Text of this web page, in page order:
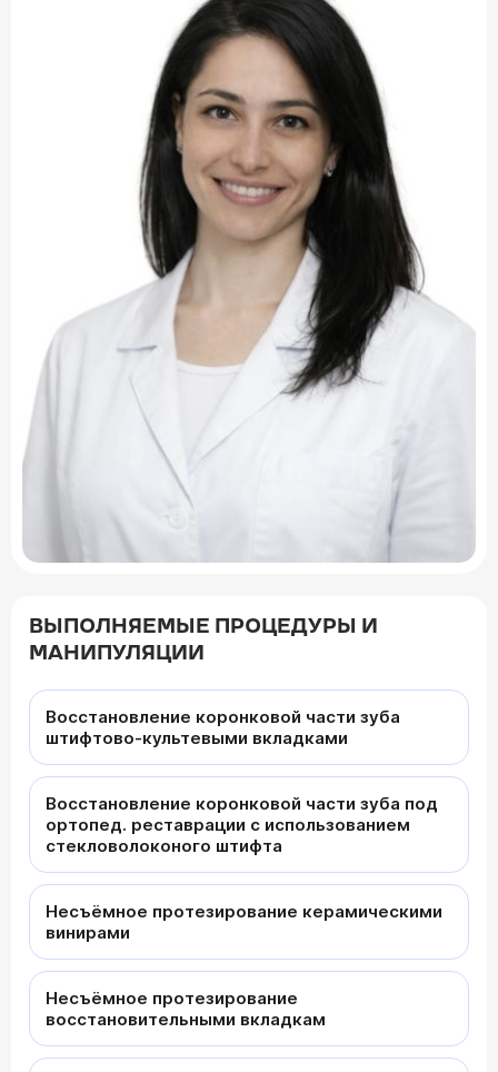
ВЫПОЛНЯЕМЫЕ ПРОЦЕДУРЫ И
МАНИПУЛЯЦИИ
Восстановление коронковой части зуба
штифтово-культевыми вкладками
Восстановление коронковой части зуба под
ортопед. реставрации с использованием
стекловолоконого штифта
Несъёмное протезирование керамическими
винирами
Несъёмное протезирование
восстановительными вкладкам